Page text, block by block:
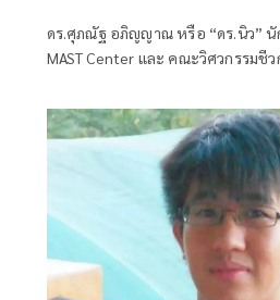
ดร.ศุภณัฐ อภิญญาณ หรือ “ดร.นิว” นั
MAST Center และ คณะวิศวกรรมชี